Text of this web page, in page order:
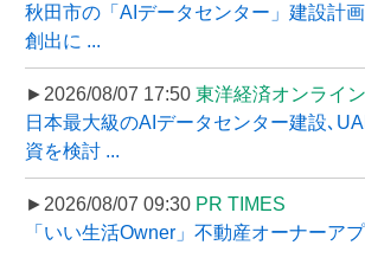
秋田市の「AIデータセンター」建設計
創出に ...
►2026/08/07 17:50 東洋経済オンライン
日本最大級のAIデータセンター建設､
資を検討 ...
►2026/08/07 09:30 PR TIMES
「いい生活Owner」不動産オーナーア